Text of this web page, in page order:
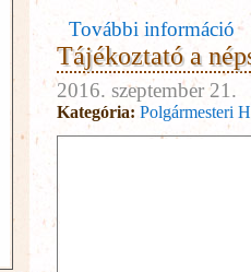
További információ
Tájékoztató a
2016. szeptember 21.
Kategória: Polgármesteri